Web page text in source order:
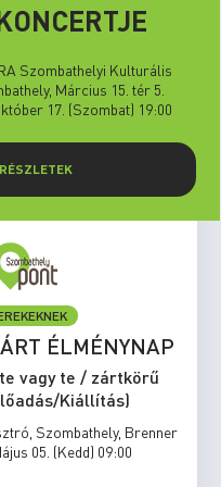
Szombathelyi Kulturális
Március 15. tér 5.
17. (Szombat) 19:00
RÉSZLETEK
ÉLMÉNYNAP
vagy te / zártkörű
Kiállítás)
Szombathely, Brenner
05. (Kedd) 09:00